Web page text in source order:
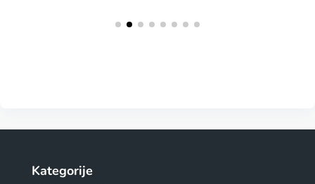
Kategorije